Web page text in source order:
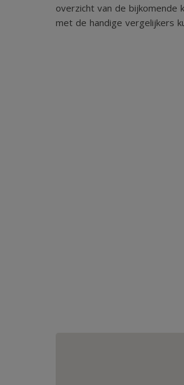
overzicht van de bijkomende
met de handige vergelijkers